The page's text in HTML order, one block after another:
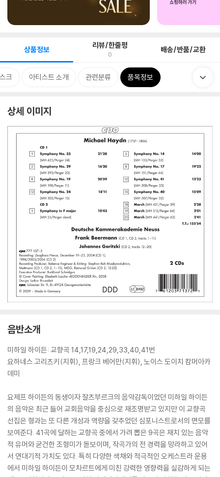
상품정보 리뷰/한줄평
0 배송/반품/교환
크 아티스트 소개 관련분류 품목정보
상세 이미지
음반소개
미하일 하이든: 교향곡 14,17,19,24,29,33,40,41번
요하네스 고리츠키(지휘), 프랑크 베어만(지휘), 노이스 도이치 캄머아카
데미
요제프 하이든의 동생이자 잘츠부르크의 음악감독이었던 미하일 하이든
의 음악은 최근 들어 교회음악을 중심으로 재조명받고 있지만 이 교향곡
선집은 형과는 또 다른 개성과 역량을 갖추었던 심포니스트로서의 면모를
보여준다. 41곡에 달하는 교향곡 중에서 가려 뽑은 9곡은 재치 있는 음악
적 유머와 굳건한 조형미가 돋보이며, 작곡가의 전 경력을 망라하고 있어
서 연대기적 가치도 있다. 특히 다양한 색채와 적극적인 오케스트라 운용
에서 미하일 하이든이 모차르트에게 미친 강력한 영향력을 실감하게 되는